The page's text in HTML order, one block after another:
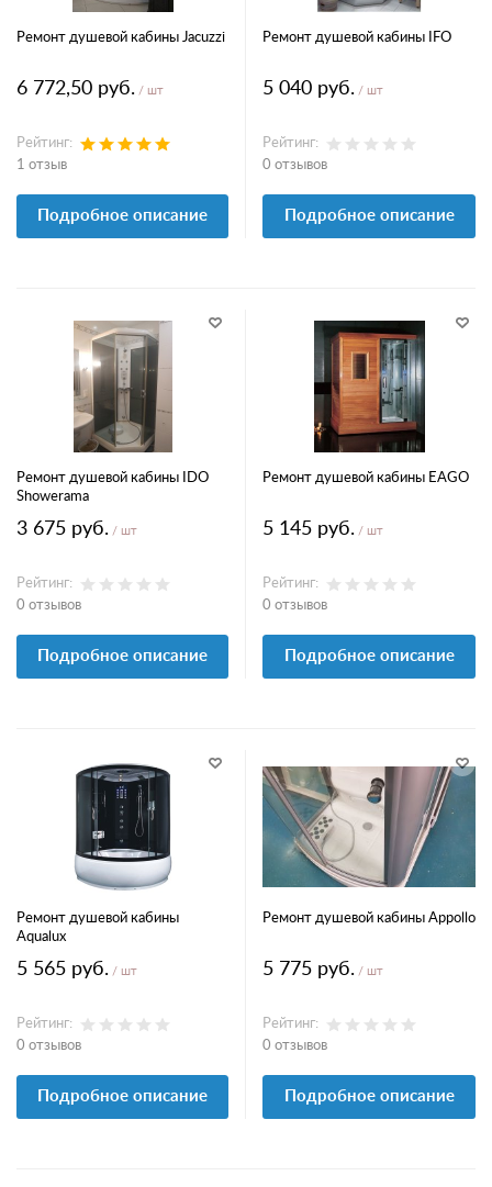
Ремонт душевой кабины Jacuzzi
6 772,50 руб. / шт
Рейтинг:
1 отзыв
Подробное описание
Ремонт душевой кабины IFO
5 040 руб. / шт
Рейтинг:
0 отзывов
Подробное описание
Ремонт душевой кабины IDO
Showerama
3 675 руб. / шт
Рейтинг:
0 отзывов
Подробное описание
Ремонт душевой кабины EAGO
5 145 руб. / шт
Рейтинг:
0 отзывов
Подробное описание
Ремонт душевой кабины
Aqualux
5 565 руб. / шт
Рейтинг:
0 отзывов
Подробное описание
Ремонт душевой кабины Appollo
5 775 руб. / шт
Рейтинг:
0 отзывов
Подробное описание